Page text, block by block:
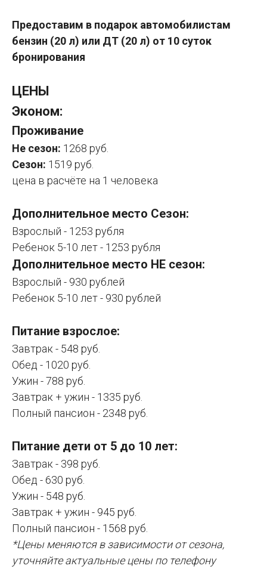
Предоставим в подарок автомобилистам
бензин (20 л) или ДТ (20 л) от 10 суток
бронирования
ЦЕНЫ
Эконом:
Проживание
Не сезон: 1268 руб.
Сезон: 1519 руб.
цена в расчёте на 1 человека
Дополнительное место Сезон:
Взрослый - 1253 рубля
Ребенок 5-10 лет - 1253 рубля
Дополнительное место НЕ сезон:
Взрослый - 930 рублей
Ребенок 5-10 лет - 930 рублей
Питание взрослое:
Завтрак - 548 руб.
Обед - 1020 руб.
Ужин - 788 руб.
Завтрак + ужин - 1335 руб.
Полный пансион - 2348 руб.
Питание дети от 5 до 10 лет:
Завтрак - 398 руб.
Обед - 630 руб.
Ужин - 548 руб.
Завтрак + ужин - 945 руб.
Полный пансион - 1568 руб.
*Цены меняются в зависимости от сезона,
уточняйте актуальные цены по телефону